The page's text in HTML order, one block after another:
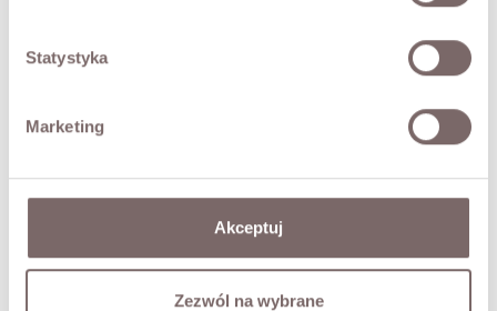
Statystyka
Marketing
Akceptuj
Zezwól na wybrane
Ask about product